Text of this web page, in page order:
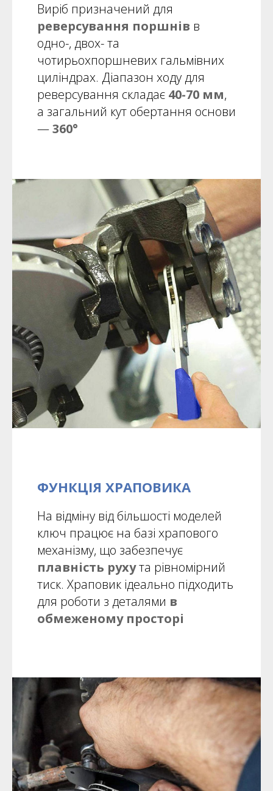
Виріб призначений для
реверсування поршнів в
одно-, двох- та
чотирьохпоршневих гальмівних
циліндрах. Діапазон ходу для
реверсування складає 40-70 мм,
а загальний кут обертання основи
—360°
ФУНКЦІЯ ХРАПОВИКА
На відміну від більшості моделей
ключ працює на базі храпового
механізму, що забезпечує
плавність рухута рівномірний
тиск. Храповик ідеально підходить
для роботи з деталями в
обмеженому просторі